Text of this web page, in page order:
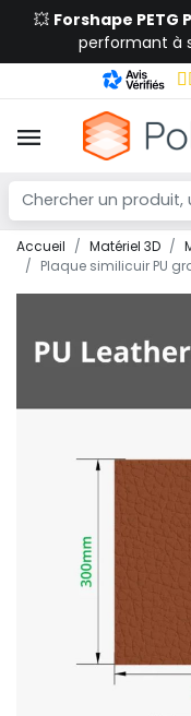
💥 Forshape PETG
performant à
Accueil Matériel 3D
Plaque similicuir PU